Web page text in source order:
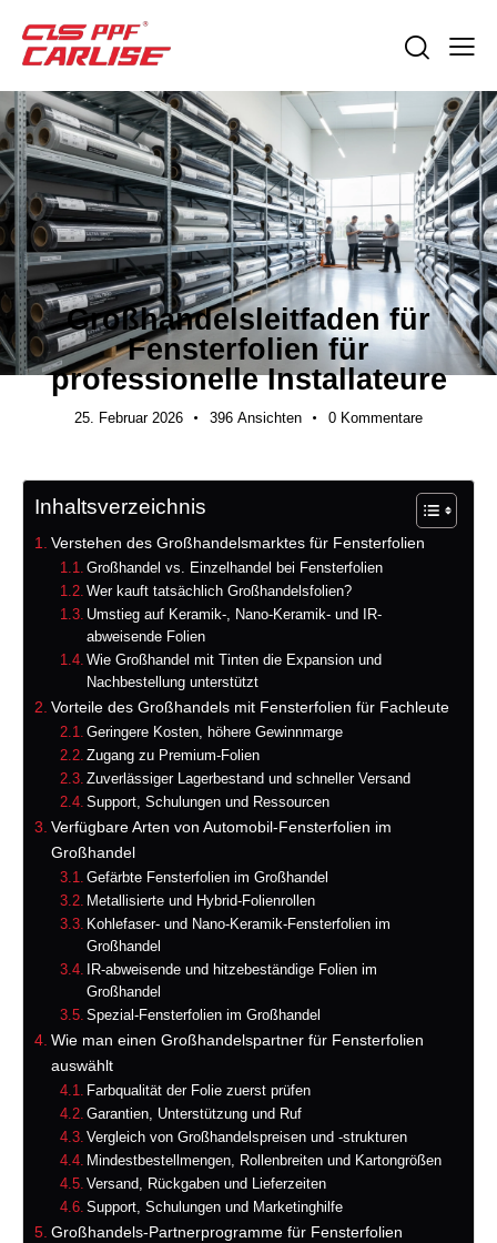
BRANCHENNEUIGKEITEN
Großhandelsleitfaden für
Fensterfolien für
professionelle Installateure
25. Februar 2026 396 Ansichten 0 Kommentare
Inhaltsverzeichnis
Verstehen des Großhandelsmarktes für Fensterfolien
Großhandel vs. Einzelhandel bei Fensterfolien
Wer kauft tatsächlich Großhandelsfolien?
Umstieg auf Keramik-, Nano-Keramik- und IR-
abweisende Folien
Wie Großhandel mit Tinten die Expansion und
Nachbestellung unterstützt
Vorteile des Großhandels mit Fensterfolien für Fachleute
Geringere Kosten, höhere Gewinnmarge
Zugang zu Premium-Folien
Zuverlässiger Lagerbestand und schneller Versand
Support, Schulungen und Ressourcen
Verfügbare Arten von Automobil-Fensterfolien im
Großhandel
Gefärbte Fensterfolien im Großhandel
Metallisierte und Hybrid-Folienrollen
Kohlefaser- und Nano-Keramik-Fensterfolien im
Großhandel
IR-abweisende und hitzebeständige Folien im
Großhandel
Spezial-Fensterfolien im Großhandel
Wie man einen Großhandelspartner für Fensterfolien
auswählt
Farbqualität der Folie zuerst prüfen
Garantien, Unterstützung und Ruf
Vergleich von Großhandelspreisen und -strukturen
Mindestbestellmengen, Rollenbreiten und Kartongrößen
Versand, Rückgaben und Lieferzeiten
Support, Schulungen und Marketinghilfe
Großhandels-Partnerprogramme für Fensterfolien